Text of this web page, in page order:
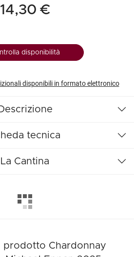
14,30 €
disponibilità
disponibili in formato elettronico
tecnica
La Cantina
prodotto Chardonnay